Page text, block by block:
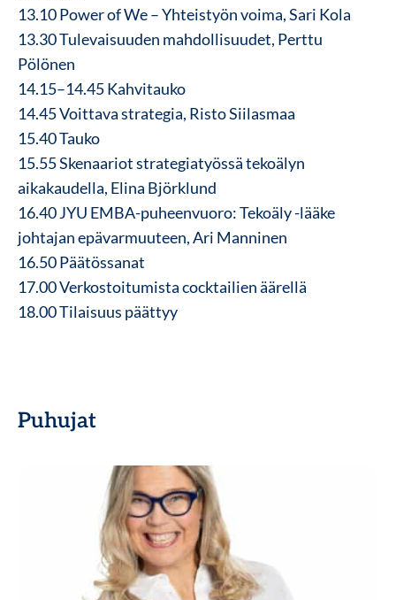
13.10 Power of We – Yhteistyön voima, Sari Kola
13.30 Tulevaisuuden mahdollisuudet, Perttu
Pölönen
14.15–14.45 Kahvitauko
14.45 Voittava strategia, Risto Siilasmaa
15.40 Tauko
15.55 Skenaariot strategiatyössä tekoälyn
aikakaudella, Elina Björklund
16.40 JYU EMBA-puheenvuoro: Tekoäly -lääke
johtajan epävarmuuteen, Ari Manninen
16.50 Päätössanat
17.00 Verkostoitumista cocktailien äärellä
18.00 Tilaisuus päättyy
Puhujat